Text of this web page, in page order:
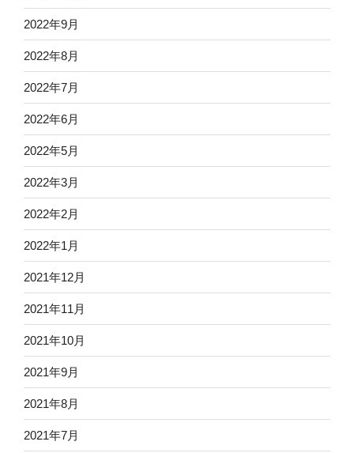
2022年9月
2022年8月
2022年7月
2022年6月
2022年5月
2022年3月
2022年2月
2022年1月
2021年12月
2021年11月
2021年10月
2021年9月
2021年8月
2021年7月